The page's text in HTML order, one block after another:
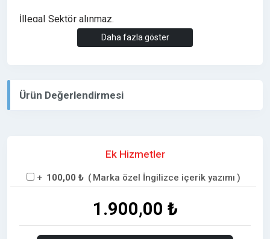
İllegal Sektör alınmaz.
Daha fazla göster
Ürün Değerlendirmesi
Ek Hizmetler
+ 100,00 ₺ ( Marka özel İngilizce içerik yazımı )
1.900,00 ₺